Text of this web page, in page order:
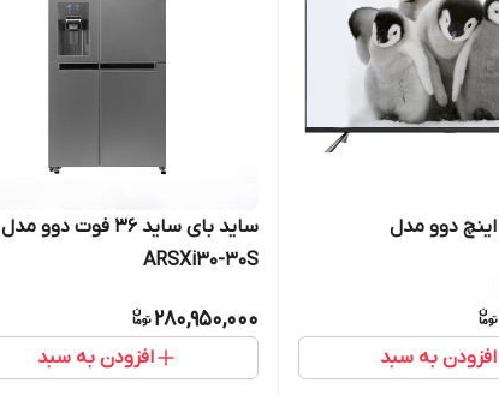
تلویزیون 55 اینچ دوو مدل
افزودن به سبد
ساید بای ساید 36 فوت دوو مدل
ARSXi30-30S
280,950,000
افزودن به سبد